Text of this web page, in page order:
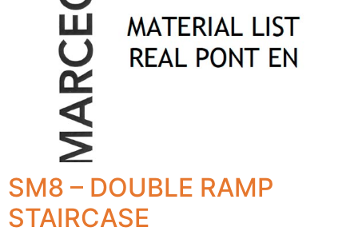
SM8 – DOUBLE RAMP
STAIRCASE